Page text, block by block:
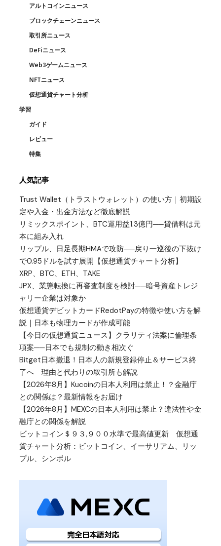
アルトコインニュース
ブロックチェーンニュース
取引所ニュース
DeFiニュース
Web3ゲームニュース
NFTニュース
仮想通貨チャート分析
学習
ガイド
レビュー
特集
人気記事
Trust Wallet（トラストウォレット）の使い方｜初期設
定や入金・出金方法など徹底解説
リミックスポイント、BTC運用益1.3億円──貸借料は元
本に組み入れ
リップル、日足長期HMAで攻防──戻り一巡後の下抜け
で0.95ドルを試す展開【仮想通貨チャート分析】
XRP、BTC、ETH、TAKE
JPX、業態転換に再審査制度を検討──暗号資産トレジ
ャリー企業は対象か
仮想通貨デビットカードRedotPayの特徴や使い方を解
説｜日本も物理カードが作成可能
【今日の仮想通貨ニュース】クラリティ法案に倫理条
項案──日本でも規制の動き相次ぐ
Bitget日本撤退！日本人の新規登録停止＆サービス終
了へ 理由と代わりの取引所も解説
【2026年8月】Kucoinの日本人利用は禁止！？金融庁
との関係は？最新情報をお届け
【2026年8月】MEXCの日本人利用は禁止？違法性や金
融庁との関係を解説
ビットコイン＄９３,９００水準で最高値更新 仮想通
貨チャート分析：ビットコイン、イーサリアム、リッ
プル、シンボル